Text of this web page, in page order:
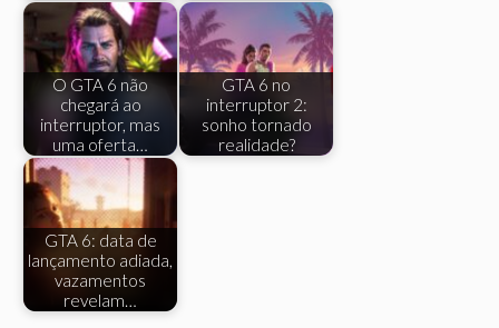
O GTA 6 não
chegará ao
interruptor, mas
uma oferta…
GTA 6 no
interruptor 2:
sonho tornado
realidade?
GTA 6: data de
lançamento adiada,
vazamentos
revelam…